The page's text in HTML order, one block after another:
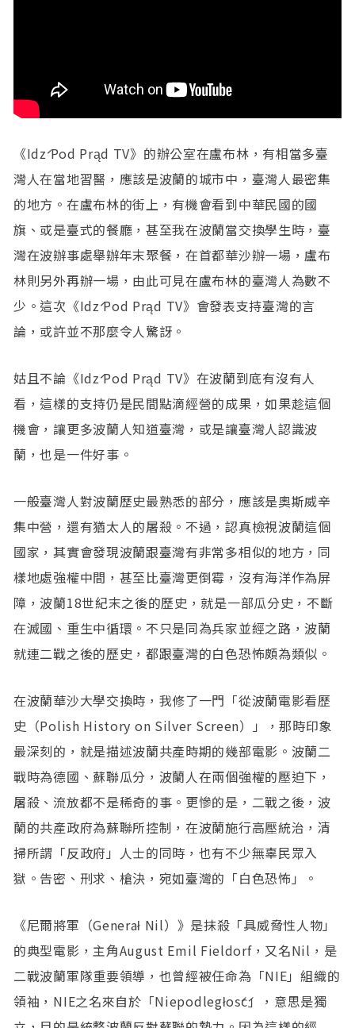
《Idź Pod Prąd TV》的辦公室在盧布林，有相當多臺
灣人在當地習醫，應該是波蘭的城市中，臺灣人最密集
的地方。在盧布林的街上，有機會看到中華民國的國
旗、或是臺式的餐廳，甚至我在波蘭當交換學生時，臺
灣在波辦事處舉辦年末聚餐，在首都華沙辦一場，盧布
林則另外再辦一場，由此可見在盧布林的臺灣人為數不
少。這次《Idź Pod Prąd TV》會發表支持臺灣的言
論，或許並不那麼令人驚訝。
姑且不論《Idź Pod Prąd TV》在波蘭到底有沒有人
看，這樣的支持仍是民間點滴經營的成果，如果趁這個
機會，讓更多波蘭人知道臺灣，或是讓臺灣人認識波
蘭，也是一件好事。
一般臺灣人對波蘭歷史最熟悉的部分，應該是奧斯威辛
集中營，還有猶太人的屠殺。不過，認真檢視波蘭這個
國家，其實會發現波蘭跟臺灣有非常多相似的地方，同
樣地處強權中間，甚至比臺灣更倒霉，沒有海洋作為屏
障，波蘭18世紀末之後的歷史，就是一部瓜分史，不斷
在滅國、重生中循環。不只是同為兵家並經之路，波蘭
就連二戰之後的歷史，都跟臺灣的白色恐怖頗為類似。
在波蘭華沙大學交換時，我修了一門「從波蘭電影看歷
史（Polish History on Silver Screen）」，那時印象
最深刻的，就是描述波蘭共產時期的幾部電影。波蘭二
戰時為德國、蘇聯瓜分，波蘭人在兩個強權的壓迫下，
屠殺、流放都不是稀奇的事。更慘的是，二戰之後，波
蘭的共產政府為蘇聯所控制，在波蘭施行高壓統治，清
掃所謂「反政府」人士的同時，也有不少無辜民眾入
獄。告密、刑求、槍決，宛如臺灣的「白色恐怖」。
《尼爾將軍（Generał Nil）》是抹殺「具威脅性人物」
的典型電影，主角August Emil Fieldorf，又名Nil，是
二戰波蘭軍隊重要領導，也曾經被任命為「NIE」組織的
領袖，NIE之名來自於「Niepodległość」，意思是獨